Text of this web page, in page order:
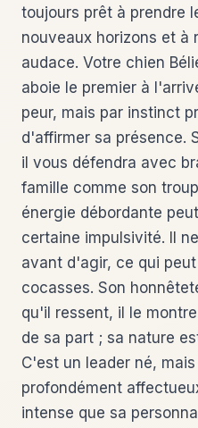
toujours prêt à prendre
nouveaux horizons et à
audace. Votre chien
aboie le premier à
peur, mais par instinct
d'affirmer sa présence.
il vous défendra avec
famille comme son
énergie débordante
certaine impulsivité. Il
avant d'agir, ce qui
cocasses. Son
qu'il ressent, il le
de sa part ; sa nature
C'est un leader né,
profondément
intense que sa